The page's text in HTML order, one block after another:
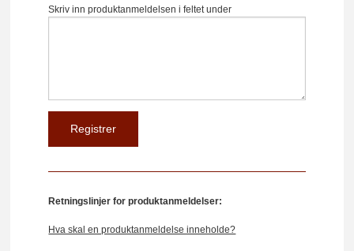
Skriv inn produktanmeldelsen i feltet under
Retningslinjer for produktanmeldelser:
Hva skal en produktanmeldelse inneholde?